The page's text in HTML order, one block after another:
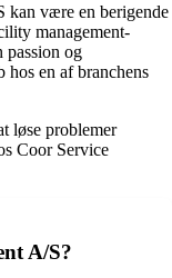
kan være en berigende
management-
passion og
hos en af branchens
løse problemer
Coor Service
A/S?